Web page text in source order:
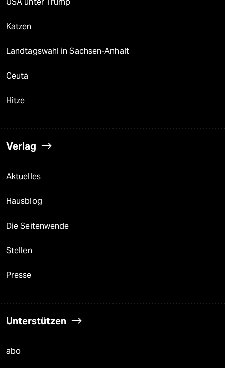
Katzen
Landtagswahl in Sachsen-Anhalt
Ceuta
Hitze
Verlag
Aktuelles
Hausblog
Die Seitenwende
Stellen
Presse
Unterstützen
abo